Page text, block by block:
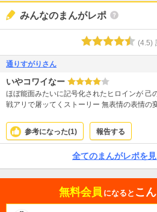
みんなのまんがレポ
(4.5)
通りすがりさん
いやコワイなー
ほぼ能面みたいに記号化されたヒロインが 己
戦アリで屠ッてくストーリー 無表情の表情の
に委ねる手法が独特の雰囲気を醸しだして面
か展開に期待しましょう
参考になった(1) 報告する
全てのまんがレポを
無料会員 になると こ